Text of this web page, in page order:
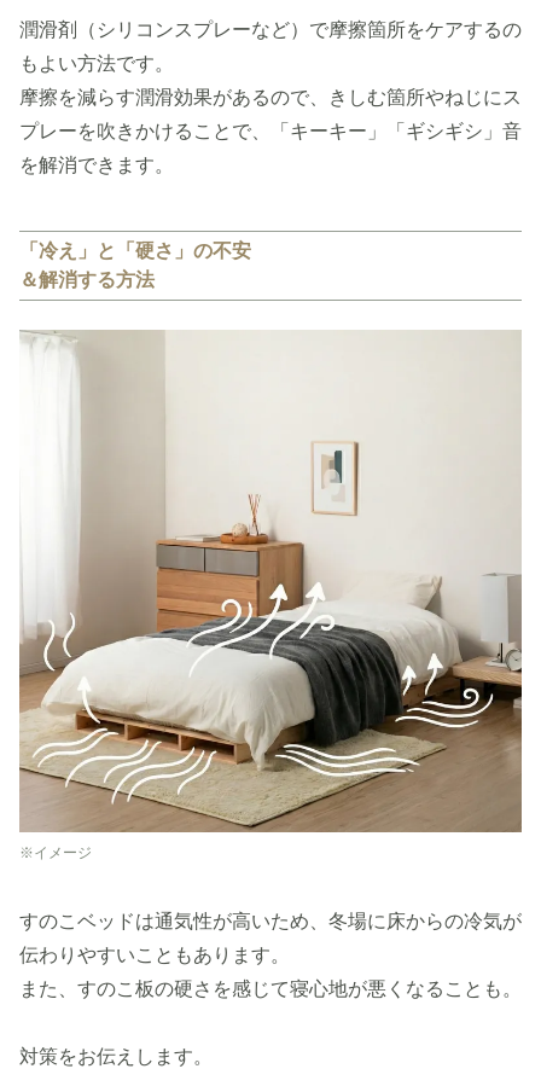
潤滑剤（シリコンスプレーなど）で摩擦箇所をケアするの
もよい方法です。
摩擦を減らす潤滑効果があるので、きしむ箇所やねじにス
プレーを吹きかけることで、「キーキー」「ギシギシ」音
を解消できます。
「冷え」と「硬さ」の不安
＆解消する方法
※イメージ
すのこベッドは通気性が高いため、冬場に床からの冷気が
伝わりやすいこともあります。
また、すのこ板の硬さを感じて寝心地が悪くなることも。
対策をお伝えします。